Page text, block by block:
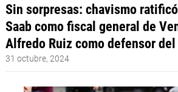
Sin sorpresas: chavismo
Saab como fiscal general de
Alfredo Ruiz como defensor
31 octubre, 2024